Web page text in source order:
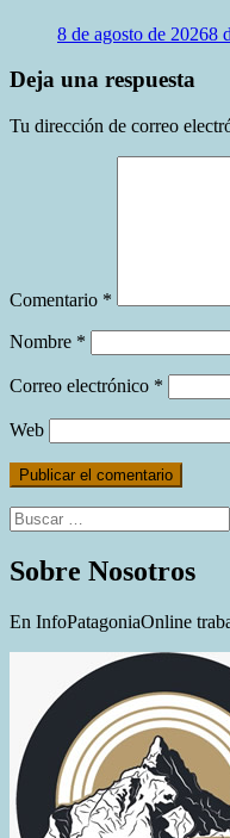
8 de agosto de 20268
Deja una respuesta
Tu dirección de correo
Comentario *
Nombre *
Correo electrónico *
Web
Buscar:
Sobre Nosotros
En InfoPatagoniaOnline